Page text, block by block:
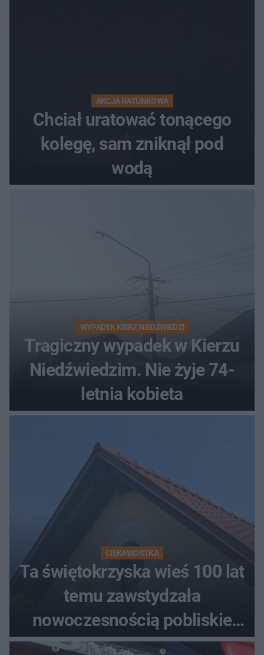
AKCJA RATUNKOWA
Chciał uratować tonącego
kolegę, sam zniknął pod
wodą
WYPADEK KIERZ NIEDŹWIEDZI
Tragiczny wypadek w Kierzu
Niedźwiedzim. Nie żyje 74-
letnia kobieta
CIEKAWOSTKA
Ta świętokrzyska wieś 100 lat
temu zawstydzała
nowoczesnością pobliskie
miasta. Prąd, telefon i